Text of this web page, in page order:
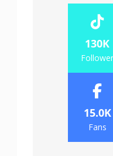
130K
Follower
15.0K
Fans